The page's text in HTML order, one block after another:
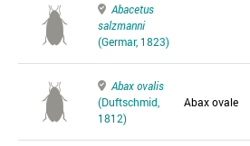
Abacetus
salzmanni
(Germar, 1823)
Abax ovalis
(Duftschmid,
1812)
Abax ovale